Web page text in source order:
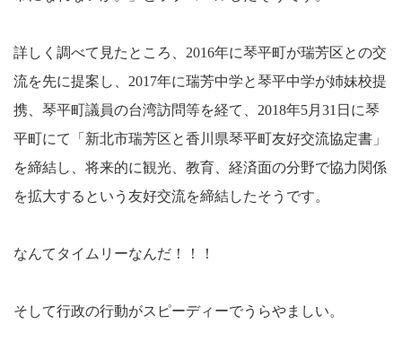
詳しく調べて見たところ、 2016年に琴平町が瑞芳区との交
流を先に提案し、 2017年に瑞芳中学と琴平中学が姉妹校提
携、琴平町議員の台湾訪問等を経て、 2018年5月 31 日に琴
平町にて「新北市瑞芳区と香川県琴平町友好交流協定書」
を締結し、将来的に観光、教育、経済面の分野で協力関係
を拡大するという友好交流を締結したそうです。
なんてタイムリーなんだ！！！
そして行政の行動がスピーディーでうらやましい。